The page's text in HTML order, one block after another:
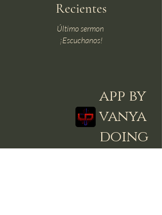
Recientes
Último sermon
¡Escuchanos!
app by
vanya
doing